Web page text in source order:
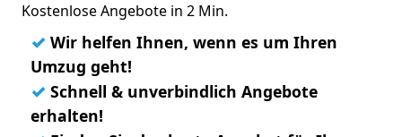
Kostenlose Angebote in 2 Min.
✓ Wir helfen Ihnen, wenn es um Ihren
Umzug geht!
✓ Schnell & unverbindlich Angebote
erhalten!